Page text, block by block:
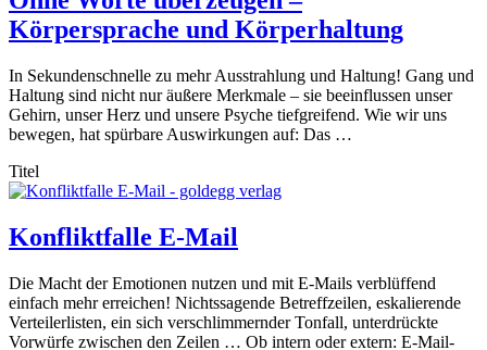
Körpersprache und Körperhaltung
In Sekundenschnelle zu mehr Ausstrahlung und Haltung! Gang und
Haltung sind nicht nur äußere Merkmale – sie beeinflussen unser
Gehirn, unser Herz und unsere Psyche tiefgreifend. Wie wir uns
bewegen, hat spürbare Auswirkungen auf: Das …
Titel
Konfliktfalle E-Mail
Die Macht der Emotionen nutzen und mit E-Mails verblüffend
einfach mehr erreichen! Nichtssagende Betreffzeilen, eskalierende
Verteilerlisten, ein sich verschlimmernder Tonfall, unterdrückte
Vorwürfe zwischen den Zeilen … Ob intern oder extern: E-Mail-